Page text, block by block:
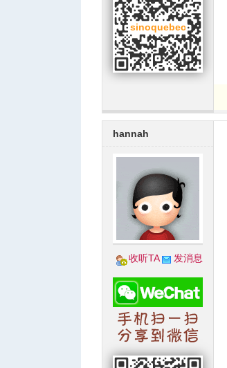
hannah
收听TA 发消息